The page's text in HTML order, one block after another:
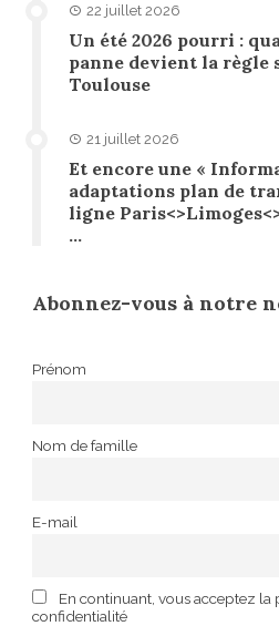
22 juillet 2026
Un été 2026 pourri :
panne devient la règle
Toulouse
21 juillet 2026
Et encore une «
adaptations plan de
ligne
…
Abonnez-vous à notre
Prénom
Nom de famille
E-mail
En continuant, vous acceptez la
confidentialité